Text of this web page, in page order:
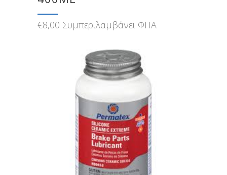
€8,00 Συμπεριλαμβάνει ΦΠΑ